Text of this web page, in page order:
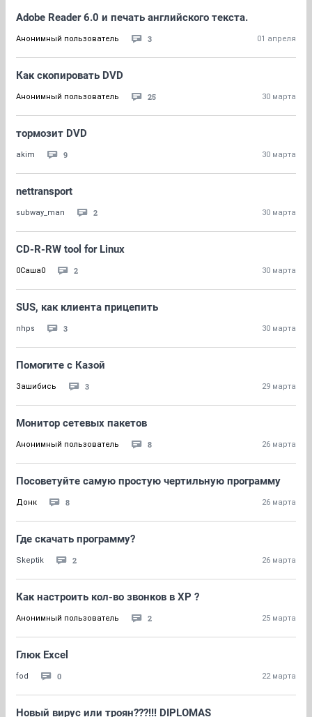
Adobe Reader 6.0 и печать английского текста.
Анонимный пользователь 3 01 апреля
Как скопировать DVD
Анонимный пользователь 25 30 марта
тормозит DVD
akim 9 30 марта
nettransport
subway_man 2 30 марта
CD-R-RW tool for Linux
0Саша0 2 30 марта
SUS, как клиента прицепить
nhps 3 30 марта
Помогите с Казой
Зашибись 3 29 марта
Монитор сетевых пакетов
Анонимный пользователь 8 26 марта
Посоветуйте самую простую чертильную программу
Донк 8 26 марта
Где скачать программу?
Skeptik 2 26 марта
Как настроить кол-во звонков в XP ?
Анонимный пользователь 2 25 марта
Глюк Excel
fod 0 22 марта
Новый вирус или троян???!!! DIPLOMAS